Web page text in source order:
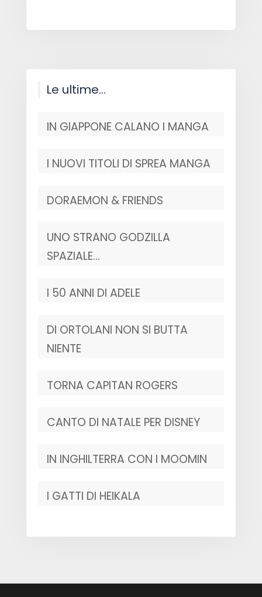
Le ultime…
IN GIAPPONE CALANO I MANGA
I NUOVI TITOLI DI SPREA MANGA
DORAEMON & FRIENDS
UNO STRANO GODZILLA
SPAZIALE…
I 50 ANNI DI ADELE
DI ORTOLANI NON SI BUTTA
NIENTE
TORNA CAPITAN ROGERS
CANTO DI NATALE PER DISNEY
IN INGHILTERRA CON I MOOMIN
I GATTI DI HEIKALA